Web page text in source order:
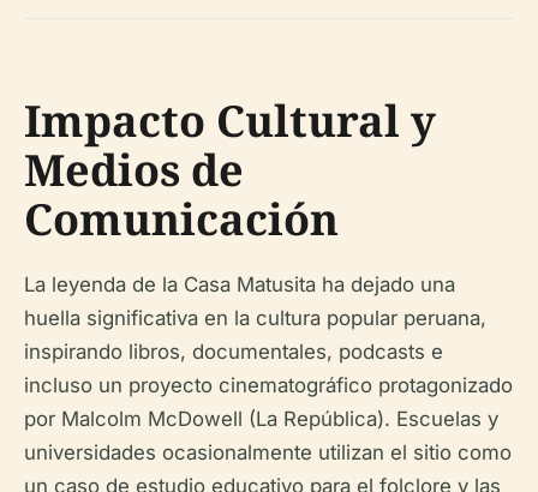
Impacto Cultural y
Medios de
Comunicación
La leyenda de la Casa Matusita ha dejado una
huella significativa en la cultura popular peruana,
inspirando libros, documentales, podcasts e
incluso un proyecto cinematográfico protagonizado
por Malcolm McDowell (La República). Escuelas y
universidades ocasionalmente utilizan el sitio como
un caso de estudio educativo para el folclore y las